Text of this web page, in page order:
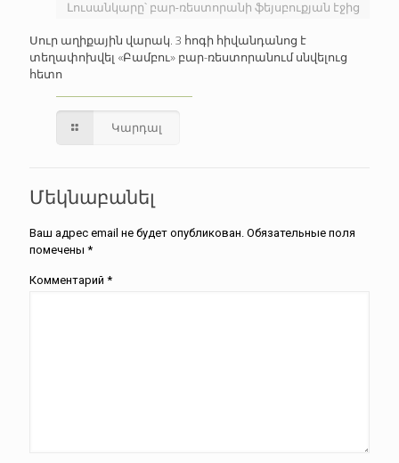
Լուսանկարը՝ բար-ռեստորանի ֆեյսբուքյան էջից
Սուր աղիքային վարակ. 3 հոգի հիվանդանոց է
տեղափոխվել «Բամբու» բար-ռեստորանում սնվելուց
հետո
Կարդալ
Մեկնաբանել
Ваш адрес email не будет опубликован. Обязательные поля
помечены *
Комментарий *